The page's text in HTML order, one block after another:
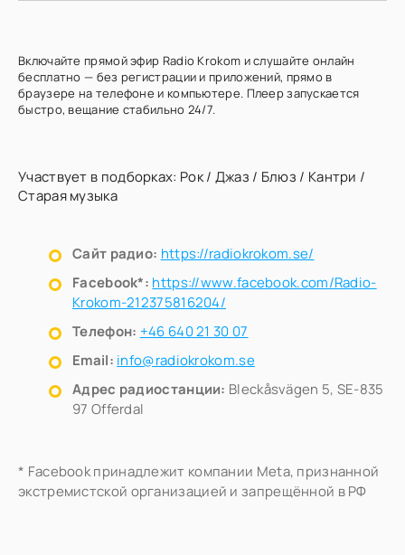
Включайте прямой эфир Radio Krokom и слушайте онлайн
бесплатно — без регистрации и приложений, прямо в
браузере на телефоне и компьютере. Плеер запускается
быстро, вещание стабильно 24/7.
Участвует в подборках: Рок/ Джаз / Блюз / Кантри /
Старая музыка
Сайт радио: https://radiokrokom.se/
Facebook*: https://www.facebook.com/Radio-
Krokom-212375816204/
Телефон: +46 640 21 30 07
Email: info@radiokrokom.se
Адрес радиостанции: Bleckåsvägen 5, SE-835
97 Offerdal
* Facebook принадлежит компании Meta, признанной
экстремистской организацией и запрещённой в РФ